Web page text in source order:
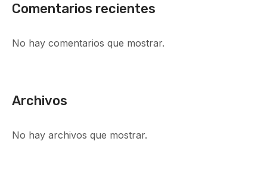
Comentarios recientes
No hay comentarios que mostrar.
Archivos
No hay archivos que mostrar.